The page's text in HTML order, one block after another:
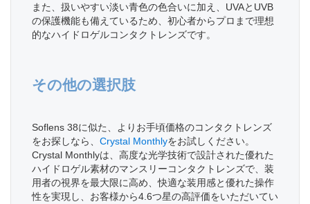
また、扱いやすい淡い青色の色合いに加え、UVAとUVB
の保護機能も備えているため、初心者からプロまで理想
的なハイドロゲルコンタクトレンズです。
その他の選択肢
Soflens 38に似た、よりお手頃価格のコンタクトレンズ
をお探しなら、 Crystal Monthlyをお試しください。
Crystal Monthlyは、高度な光学技術で設計された優れた
ハイドロゲル素材のマンスリーコンタクトレンズで、装
用者の視界を最大限に高め、快適な装用感と優れた操作
性を実現し、お客様から4.6つ星の高評価をいただいてい